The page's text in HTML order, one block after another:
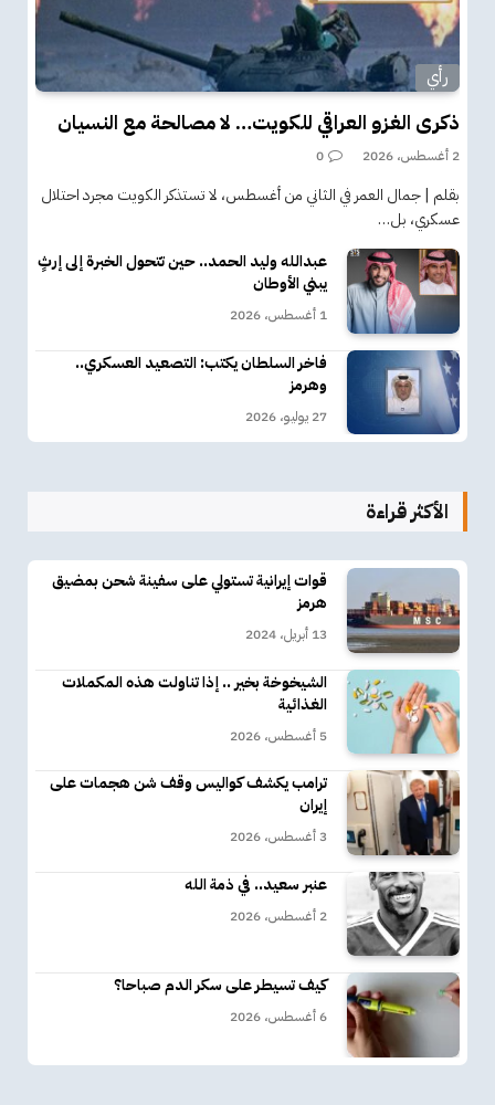
رأي
ذكرى الغزو العراقي للكويت… لا مصالحة مع النسيان
2 أغسطس، 2026 0
بقلم | جمال العمر في الثاني من أغسطس، لا تستذكر الكويت مجرد احتلال
عسكري، بل…
عبدالله وليد الحمد.. حين تتحول الخبرة إلى إرثٍ
يبني الأوطان
1 أغسطس، 2026
فاخر السلطان يكتب: التصعيد العسكري..
وهرمز
27 يوليو، 2026
الأكثر قراءة
قوات إيرانية تستولي على سفينة شحن بمضيق
هرمز
13 أبريل، 2024
الشيخوخة بخير .. إذا تناولت هذه المكملات
الغذائية
5 أغسطس، 2026
ترامب يكشف كواليس وقف شن هجمات على
إيران
3 أغسطس، 2026
عنبر سعيد.. في ذمة الله
2 أغسطس، 2026
كيف تسيطر على سكر الدم صباحا؟
6 أغسطس، 2026